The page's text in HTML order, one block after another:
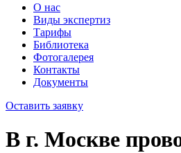
О нас
Виды экспертиз
Тарифы
Библиотека
Фотогалерея
Контакты
Документы
Оставить заявку
В г. Москве